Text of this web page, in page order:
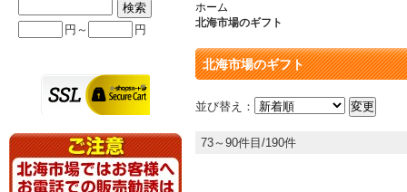
ホーム
北海市場のギフト
北海市場のギフト
並び替え：
73～90件目/190件
円～ 円